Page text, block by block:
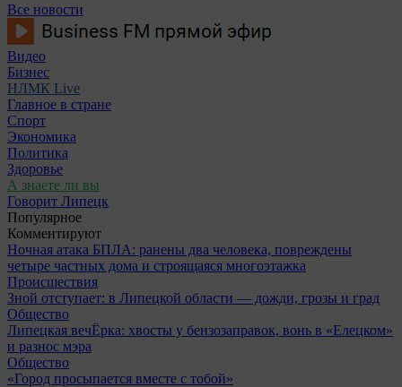
Все новости
Видео
Бизнес
НЛМК Live
Главное в стране
Спорт
Экономика
Политика
Здоровье
А знаете ли вы
Говорит Липецк
Популярное
Комментируют
Ночная атака БПЛА: ранены два человека, повреждены
четыре частных дома и строящаяся многоэтажка
Происшествия
Зной отступает: в Липецкой области — дожди, грозы и град
Общество
Липецкая вечЁрка: хвосты у бензозаправок, вонь в «Елецком»
и разнос мэра
Общество
«Город просыпается вместе с тобой»